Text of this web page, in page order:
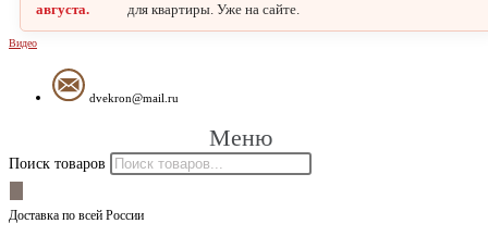
августа.
для квартиры. Уже на сайте.
Видео
dvekron@mail.ru
Меню
Поиск товаров
Доставка по всей России